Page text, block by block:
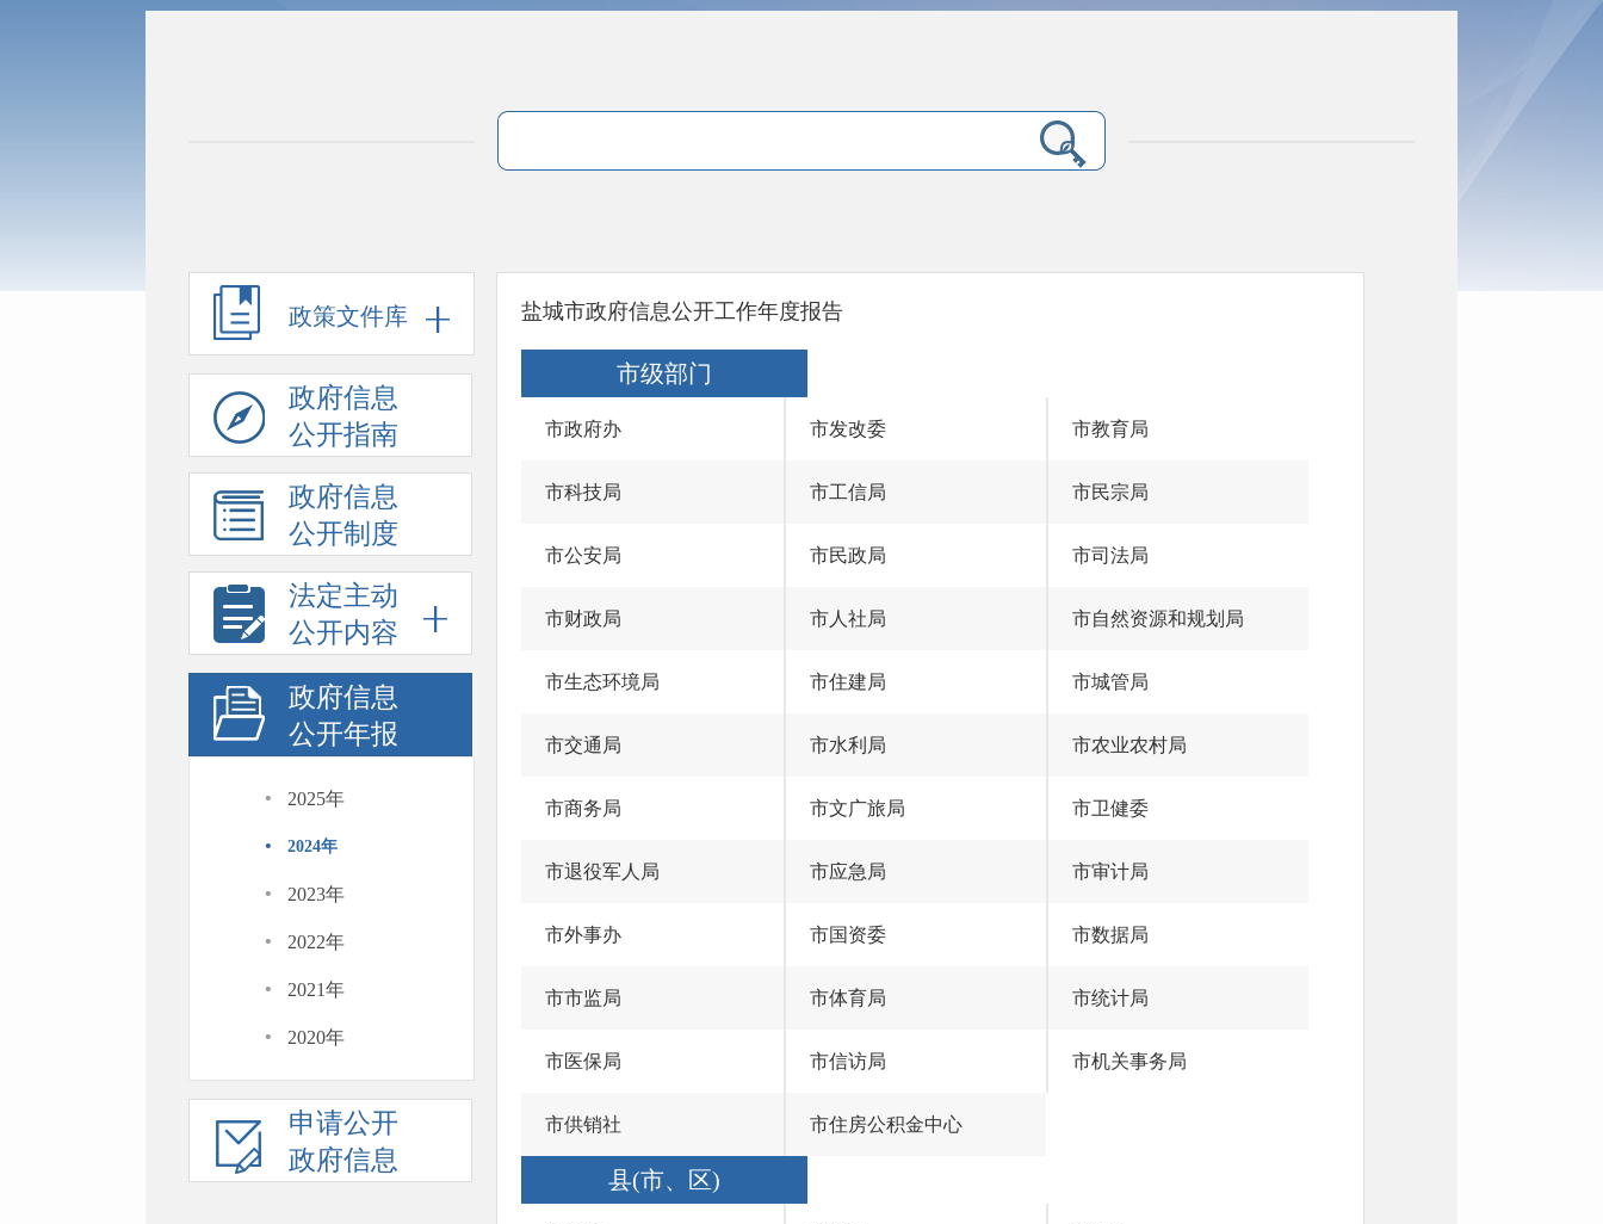
政策文件库
政府信息
公开指南
政府信息
公开制度
法定主动
公开内容
政府信息
公开年报
· 2025年
· 2024年
· 2023年
· 2022年
· 2021年
· 2020年
申请公开
政府信息
盐城市政府信息公开工作年度报告
市级部门
市政府办 市发改委 市教育局
市科技局 市工信局 市民宗局
市公安局 市民政局 市司法局
市财政局 市人社局 市自然资源和规划局
市生态环境局 市住建局 市城管局
市交通局 市水利局 市农业农村局
市商务局 市文广旅局 市卫健委
市退役军人局 市应急局 市审计局
市外事办 市国资委 市数据局
市市监局 市体育局 市统计局
市医保局 市信访局 市机关事务局
市供销社 市住房公积金中心
县(市、区)